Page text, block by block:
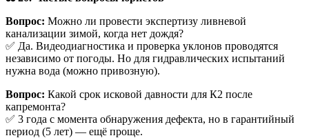
Вопрос: Можно ли провести экспертизу ливневой
канализации зимой, когда нет дождя?
✅ Да. Видеодиагностика и проверка уклонов проводятся
независимо от погоды. Но для гидравлических испытаний
нужна вода (можно привозную).
Вопрос: Какой срок исковой давности для К2 после
капремонта?
✅ 3 года с момента обнаружения дефекта, но в гарантийный
период (5 лет) — ещё проще.